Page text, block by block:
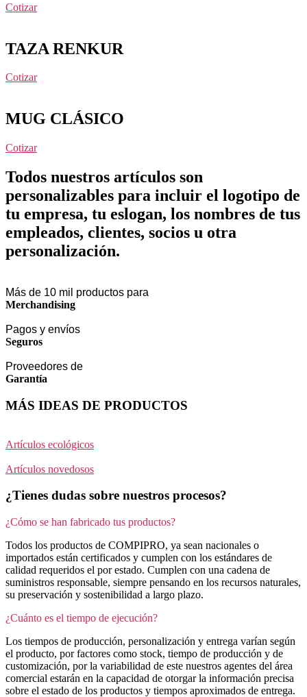
Cotizar
TAZA RENKUR
Cotizar
MUG CLÁSICO
Cotizar
Todos nuestros artículos son
personalizables para incluir el logotipo de
tu empresa, tu eslogan, los nombres de tus
empleados, clientes, socios u otra
personalización.
Más de 10 mil productos para
Merchandising
Pagos y envíos
Seguros
Proveedores de
Garantía
MÁS IDEAS DE PRODUCTOS
Artículos ecológicos
Artículos novedosos
¿Tienes dudas sobre nuestros procesos?
¿Cómo se han fabricado tus productos?
Todos los productos de COMPIPRO, ya sean nacionales o
importados están certificados y cumplen con los estándares de
calidad requeridos el por estado. Cumplen con una cadena de
suministros responsable, siempre pensando en los recursos naturales,
su preservación y sostenibilidad a largo plazo.
¿Cuánto es el tiempo de ejecución?
Los tiempos de producción, personalización y entrega varían según
el producto, por factores como stock, tiempo de producción y de
customización, por la variabilidad de este nuestros agentes del área
comercial estarán en la capacidad de otorgar la información precisa
sobre el estado de los productos y tiempos aproximados de entrega.